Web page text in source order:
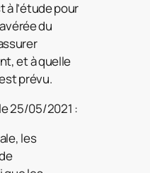
à l’étude pour
du
et à quelle
prévu.
25/05/2021 :
les